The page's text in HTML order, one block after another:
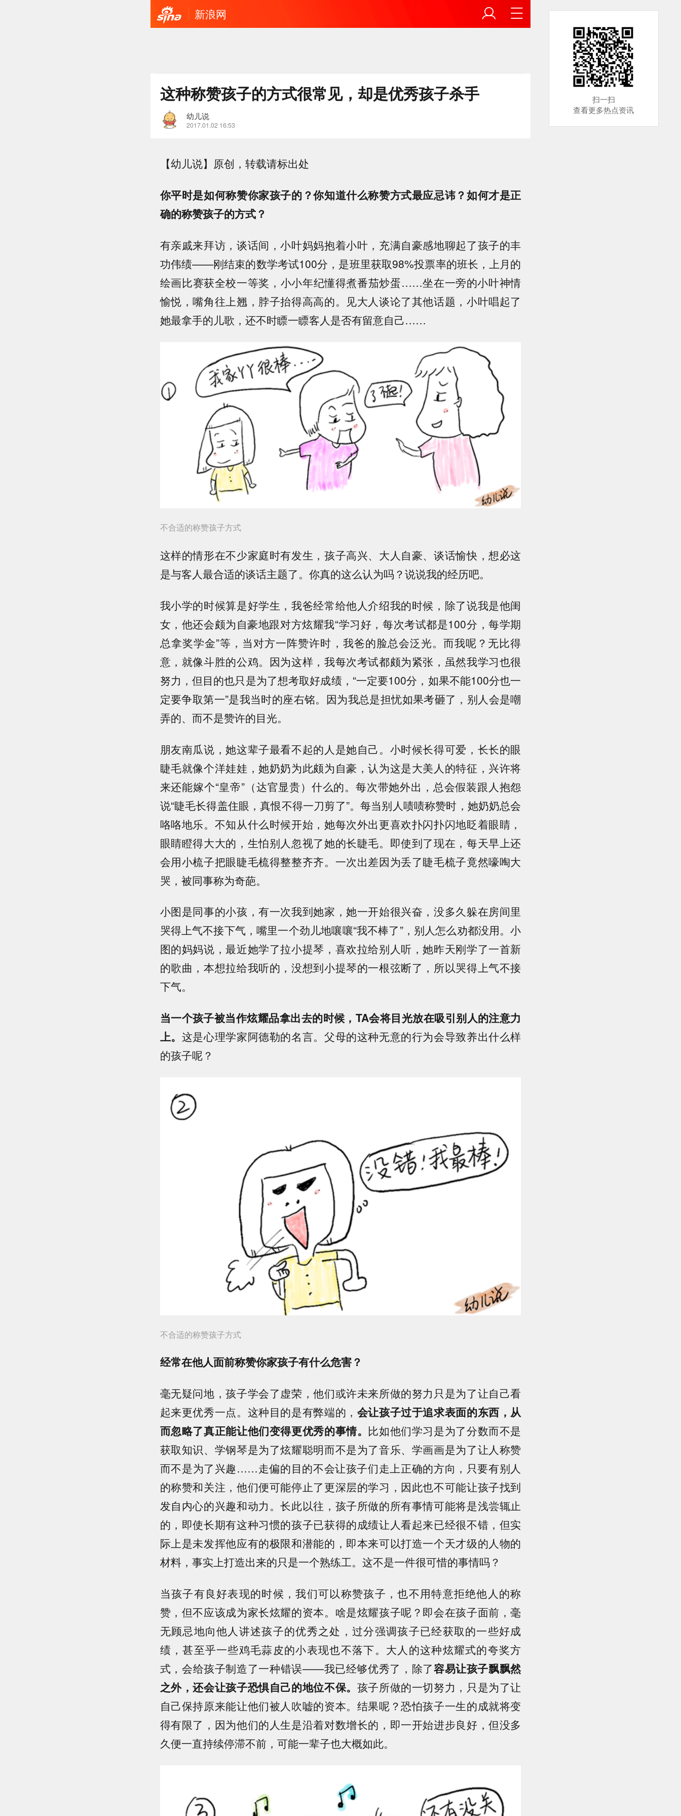
新浪网
这种称赞孩子的方式很常见，却是优秀孩子杀手
幼儿说
2017.01.02 16:53
【幼儿说】原创，转载请标出处
你平时是如何称赞你家孩子的？你知道什么称赞方式最应忌讳？如何才是正
确的称赞孩子的方式？
有亲戚来拜访，谈话间，小叶妈妈抱着小叶，充满自豪感地聊起了孩子的丰
功伟绩——刚结束的数学考试100分，是班里获取98%投票率的班长，上月的
绘画比赛获全校一等奖，小小年纪懂得煮番茄炒蛋……坐在一旁的小叶神情
愉悦，嘴角往上翘，脖子抬得高高的。见大人谈论了其他话题，小叶唱起了
她最拿手的儿歌，还不时瞟一瞟客人是否有留意自己……
不合适的称赞孩子方式
这样的情形在不少家庭时有发生，孩子高兴、大人自豪、谈话愉快，想必这
是与客人最合适的谈话主题了。你真的这么认为吗？说说我的经历吧。
我小学的时候算是好学生，我爸经常给他人介绍我的时候，除了说我是他闺
女，他还会颇为自豪地跟对方炫耀我“学习好，每次考试都是100分，每学期
总拿奖学金”等，当对方一阵赞许时，我爸的脸总会泛光。而我呢？无比得
意，就像斗胜的公鸡。因为这样，我每次考试都颇为紧张，虽然我学习也很
努力，但目的也只是为了想考取好成绩，“一定要100分，如果不能100分也一
定要争取第一”是我当时的座右铭。因为我总是担忧如果考砸了，别人会是嘲
弄的、而不是赞许的目光。
朋友南瓜说，她这辈子最看不起的人是她自己。小时候长得可爱，长长的眼
睫毛就像个洋娃娃，她奶奶为此颇为自豪，认为这是大美人的特征，兴许将
来还能嫁个“皇帝”（达官显贵）什么的。每次带她外出，总会假装跟人抱怨
说“睫毛长得盖住眼，真恨不得一刀剪了”。每当别人啧啧称赞时，她奶奶总会
咯咯地乐。不知从什么时候开始，她每次外出更喜欢扑闪扑闪地眨着眼睛，
眼睛瞪得大大的，生怕别人忽视了她的长睫毛。即使到了现在，每天早上还
会用小梳子把眼睫毛梳得整整齐齐。一次出差因为丢了睫毛梳子竟然嚎啕大
哭，被同事称为奇葩。
小图是同事的小孩，有一次我到她家，她一开始很兴奋，没多久躲在房间里
哭得上气不接下气，嘴里一个劲儿地嚷嚷“我不棒了”，别人怎么劝都没用。小
图的妈妈说，最近她学了拉小提琴，喜欢拉给别人听，她昨天刚学了一首新
的歌曲，本想拉给我听的，没想到小提琴的一根弦断了，所以哭得上气不接
下气。
当一个孩子被当作炫耀品拿出去的时候，TA会将目光放在吸引别人的注意力
上。 这是心理学家阿德勒的名言。父母的这种无意的行为会导致养出什么样
的孩子呢？
不合适的称赞孩子方式
经常在他人面前称赞你家孩子有什么危害？
毫无疑问地，孩子学会了虚荣，他们或许未来所做的努力只是为了让自己看
起来更优秀一点。这种目的是有弊端的， 会让孩子过于追求表面的东西，从
而忽略了真正能让他们变得更优秀的事情。 比如他们学习是为了分数而不是
获取知识、学钢琴是为了炫耀聪明而不是为了音乐、学画画是为了让人称赞
而不是为了兴趣……走偏的目的不会让孩子们走上正确的方向，只要有别人
的称赞和关注，他们便可能停止了更深层的学习，因此也不可能让孩子找到
发自内心的兴趣和动力。长此以往，孩子所做的所有事情可能将是浅尝辄止
的，即使长期有这种习惯的孩子已获得的成绩让人看起来已经很不错，但实
际上是未发挥他应有的极限和潜能的，即本来可以打造一个天才级的人物的
材料，事实上打造出来的只是一个熟练工。这不是一件很可惜的事情吗？
当孩子有良好表现的时候，我们可以称赞孩子，也不用特意拒绝他人的称
赞，但不应该成为家长炫耀的资本。啥是炫耀孩子呢？即会在孩子面前，毫
无顾忌地向他人讲述孩子的优秀之处，过分强调孩子已经获取的一些好成
绩，甚至乎一些鸡毛蒜皮的小表现也不落下。大人的这种炫耀式的夸奖方
式，会给孩子制造了一种错误——我已经够优秀了，除了容易让孩子飘飘然
之外，还会让孩子恐惧自己的地位不保。 孩子所做的一切努力，只是为了让
自己保持原来能让他们被人吹嘘的资本。结果呢？恐怕孩子一生的成就将变
得有限了，因为他们的人生是沿着对数增长的，即一开始进步良好，但没多
久便一直持续停滞不前，可能一辈子也大概如此。
扫一扫
查看更多热点资讯